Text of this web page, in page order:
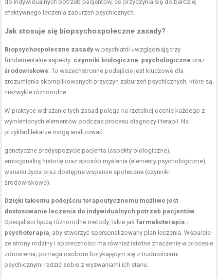
do indywidualnych potrzeb pacjentów, co przyczynia się do bardziej
efektywnego leczenia zaburzeń psychicznych.
Jak stosuje się biopsychospołeczne zasady?
Biopsychospołeczne zasady w psychiatrii uwzględniają trzy
fundamentalne aspekty: czynniki biologiczne, psychologiczne oraz
środowiskowe. To wszechstronne podejście jest kluczowe dla
zrozumienia skomplikowanych przyczyn zaburzeń psychicznych, które są
niezwykle różnorodne.
W praktyce wdrażanie tych zasad polega na rzetelnej ocenie każdego z
wymienionych elementów podczas procesu diagnozy i terapii. Na
przykład lekarze mogą analizować:
genetyczne predyspozycje pacjenta (aspekty biologiczne),
emocjonalną historię oraz sposób myślenia (elementy psychologiczne),
warunki życia oraz dostępne wsparcie społeczne (czynniki
środowiskowe).
Dzięki takiemu podejściu terapeutycznemu możliwe jest
dostosowanie leczenia do indywidualnych potrzeb pacjentów.
Specjaliści łączą różnorodne metody, takie jakfarmakoterapia i
psychoterapia, aby stworzyć spersonalizowany plan leczenia. Wsparcie
ze strony rodziny i społeczności ma również istotne znaczenie w procesie
zdrowienia; pomaga osobom borykającym się z trudnościami
psychicznymi radzić sobie z wyzwaniami ich stanu.